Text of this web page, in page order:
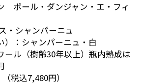
ポール・ダンジャン・エ・フィ
・シャンパーニュ
シャンパーニュ・白
ール（樹齢30年以上）瓶内熟成は
税込7,480円）